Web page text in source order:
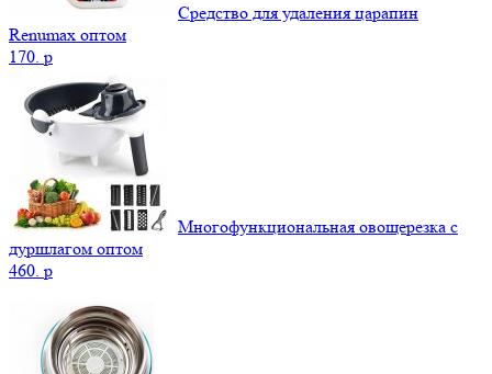
Средство для удаления царапин
Renumax оптом
170. p
Многофункциональная овощерезка с
дуршлагом оптом
460. p